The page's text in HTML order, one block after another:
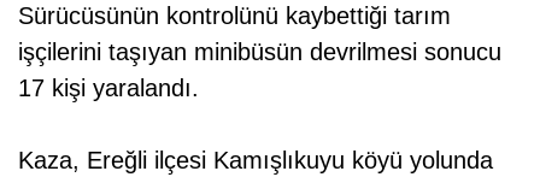
Sürücüsünün kontrolünü kaybettiği tarım
işçilerini taşıyan minibüsün devrilmesi sonucu
17 kişi yaralandı.
Kaza, Ereğli ilçesi Kamışlıkuyu köyü yolunda